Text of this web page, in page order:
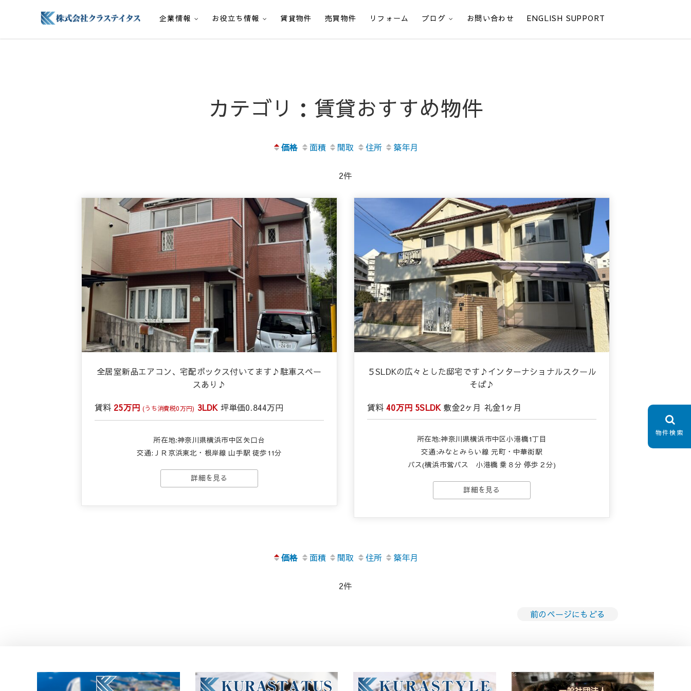
株式会社クラステイタス
企業情報 お役立ち情報 賃貸物件 売買物件 リフォーム ブログ お問い合わせ ENGLISH SUPPORT
カテゴリ：賃貸おすすめ物件
価格 面積 間取 住所 築年月
2件
全居室新品エアコン、宅配ボックス付いてます♪駐車スペー
スあり♪
賃料 25万円(うち消費税0万円) 3LDK 坪単価0.844万円
所在地:神奈川県横浜市中区矢口台
交通:ＪＲ京浜東北・根岸線 山手駅 徒歩11分
詳細を見る
５SLDKの広々とした邸宅です♪インターナショナルスクール
そば♪
賃料 40万円 5SLDK 敷金2ヶ月 礼金1ヶ月
所在地:神奈川県横浜市中区小港橋1丁目
交通:みなとみらい線 元町・中華街駅
バス(横浜市営バス 小港橋 乗８分 停歩２分)
詳細を見る
価格 面積 間取 住所 築年月
2件
前のページにもどる
物件検索